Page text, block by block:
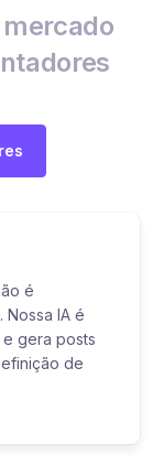
é
IA é
gera posts
de